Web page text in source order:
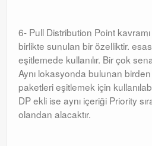
6- Pull Distribution Point
birlikte sunulan bir özelliktir.
eşitlemede kullanılır. Bir çok
Aynı lokasyonda bulunan
paketleri eşitlemek için
DP ekli ise aynı içeriği Priority
olandan alacaktır.